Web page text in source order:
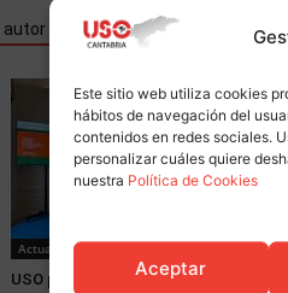
Este sitio web utiliza cookies
hábitos de navegación del
contenidos en redes sociales.
personalizar cuáles quiere
nuestra Política de Cookies
Aceptar
autor
Actualidad
USO participa en la presentación de